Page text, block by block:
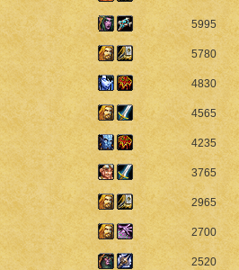
5995
5780
4830
4565
4235
3765
2965
2700
2520